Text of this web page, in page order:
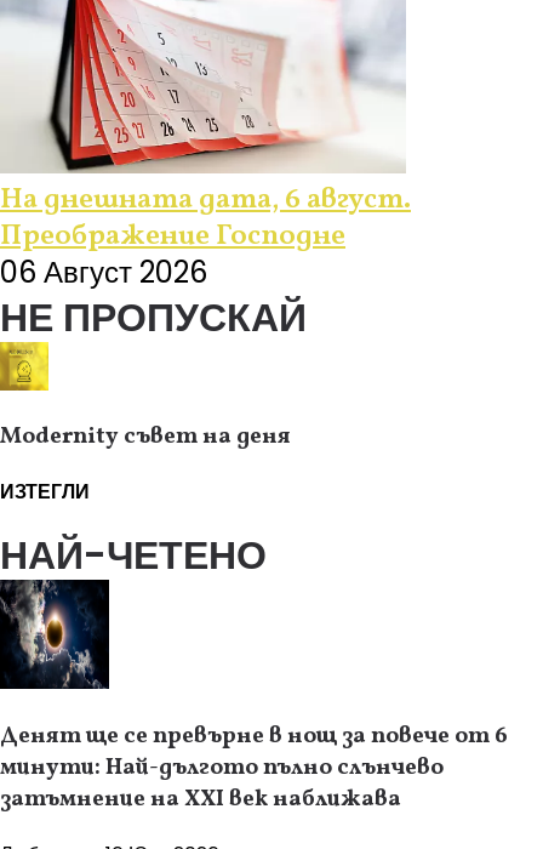
На днешната дата, 6 август.
Преображение Господне
06 Август 2026
НЕ ПРОПУСКАЙ
Modernity съвет на деня
ИЗТЕГЛИ
НАЙ-ЧЕТЕНО
Денят ще се превърне в нощ за повече от 6
минути: Най-дългото пълно слънчево
затъмнение на XXI век наближава